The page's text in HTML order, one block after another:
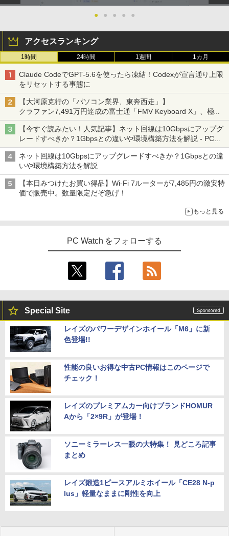
| 一年保証 | 第8世代 | Core i5 8400 2.8
(〜最大4.0)GHz | MEM:8GB | SSD:512G
￥22,980
5
ミニPC Dell HP Lenovo 高速CPU 第8世
代 Corei3/i5-8500T メモリ最大16GB SS
D1TB 二画面デュアル アウトレット オフ
ィス付き 最新MSOffice2024可 Win11Pr
o 中古パソコンデスクトップパソコン ミ
ニPC デル 中古パソコンデスクトップPC
￥18,888
￥15,180
5
Yoothi 互換品 14.0インチ Lenovo Yoga
7-14ITL5 82BH 対応 FullHD 1920x1080
IPS LED LCD ディスプレイ タッチスク
リーン タッチ機能付き液晶パネル 修理交
換用液晶タッチパネル ベゼル付き
￥15,500
￥913
レスイヤホン Bluetooth 5.4 ノイズキャンセ
リング ANC 36時間再生
￥3,480
￥250
by Amazon 炭酸水 ラベルレス 500ml ×24本
強炭酸水 ペットボトル 500ミリリットル (Sm
￥1,625
￥810● ● ● ● ●
アクセスランキング
1時間 24時間 1週間 1カ月
Claude CodeでGPT-5.6を使ったら凍結！Codexが宣言通り上限
をリセットする事態に
【大河原克行の「パソコン業界、東奔西走」】
クラファン7,491万円達成の富士通「FMV Keyboard X」、極限
の静音化を追求
【今すぐ読みたい！人気記事】ネット回線は10Gbpsにアップグ
レードすべきか？1Gbpsとの違いや環境構築方法を解説 - PC
Watch
ネット回線は10Gbpsにアップグレードすべきか？1Gbpsとの違
いや環境構築方法を解説
【本日みつけたお買い得品】Wi-Fi 7ルーターが7,485円の激安特
価で販売中。数量限定だぞ急げ！
もっと見る
PC Watch をフォローする
Special Site
レイズのパワーデザインホイール「M6」に新
色登場!!
性能の良いお得な中古PC情報はこのページで
チェック！
レイズのプレミアムカー向けブランドHOMUR
Aから「2×9R」が登場！
ソニーミラーレス一眼の大特集！ 見どころ記事
まとめ
レイズ鍛造1ピースアルミホイール「CE28 N-p
lus」軽量なままに剛性を向上